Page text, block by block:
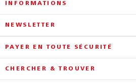
INFORMATIONS
NEWSLETTER
PAYER EN TOUTE SÉCURITÉ
CHERCHER & TROUVER